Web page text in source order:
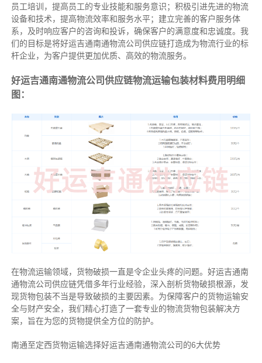
员工培训，提高员工的专业技能和服务意识；积极引进先进的物流
设备和技术，提高物流效率和服务水平；建立完善的客户服务体
系，及时响应客户的咨询和投诉，确保客户的满意度和忠诚度。我
们的目标是将好运吉通南通物流公司供应链打造成为物流行业的标
杆企业，为客户提供更加优质、高效的物流服务。
好运吉通南通物流公司供应链物流运输包装材料费用明细
图：
在物流运输领域，货物破损一直是令企业头疼的问题。好运吉通南
通物流公司供应链凭借多年行业经验，深入剖析货物破损根源，发
现货物包装不当是导致破损的主要因素。为保障客户的货物运输安
全与财产安全，我们精心打造了一套专业的物流货物包装解决方
案，旨在为您的货物提供全方位的防护。
南通至定西货物运输选择好运吉通南通物流公司的6大优势